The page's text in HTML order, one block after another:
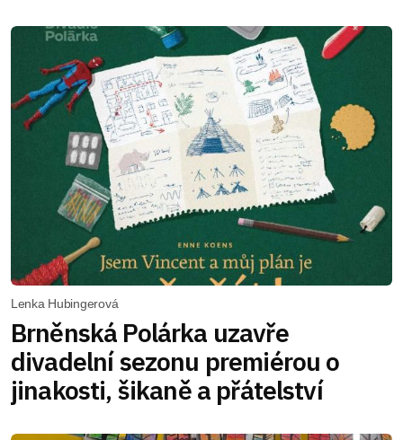
Lenka Hubingerová
Brněnská Polárka uzavře
divadelní sezonu premiérou o
jinakosti, šikaně a přátelství